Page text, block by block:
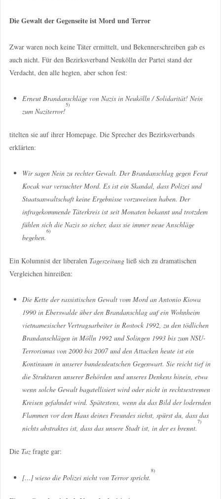
Die Gewalt der Gegenseite ist Mord und Terror
Zwar waren noch keine Täter ermittelt, und Bekennerschreiben gab es
auch nicht. Für den Bezirksverband Neukölln der Partei stand der
Verdacht, den alle hegten, aber schon fest:
Erneut Brandanschläge von Nazis in Neukölln / Solidarität! Nein
zum Naziterror!
5)
titelten sie auf ihrer Homepage. Die Sprecher des Bezirksverbands
erklärten:
Wir sagen Nein zu rechter Gewalt. Der Brandanschlag gegen Ferat
Kocak war versuchter Mord. Es ist ein Skandal, dass Polizei und
Staatsanwaltschaft keine Ergebnisse vorzuweisen haben. Der
infragekommende Täterkreis ist seit Monaten bekannt und trotzdem
fühlen sich die Nazis so sicher, dass sie immer neue Anschläge
begehen.
6)
Ein Kolumnist der liberalen Tageszeitungließ sich zu dramatischen
Vergleichen hinreißen:
Die Kette der rassistischen Gewalt vom Mord an Antonio Kiowa
1990 in Eberswalde über den Brandanschlag auf ein Wohnheim
vietnamesischer Vertragsarbeiter in Rostock 1992, zu den tödlichen
Brandanschlägen in Mölln 1992 und Solingen 1993 bis zum NSU-
Terrorismus von 2000 bis 2007 und den Attacken heute ist ein
Kontinuum in unserer bundesdeutschen Gegenwart. Sie reicht tief in
die Strukturen unserer Behörden und unseres Denkens hinein, etwa
wenn solche Gewalt bagatellisiert wird oder nicht in rechtsextremen
Kreisen gefahndet wird. Spätestens, wenn du das Bild der lodernden
Flammen vor dem Haus deines Freundes siehst, spürst du, dass das
nichts abstraktes ist, dass das unsere Stadt ist, in der es brennt.
7)
Die Tazfragte gar:
[…] wieso die Polizei nicht von Terror spricht.
8)